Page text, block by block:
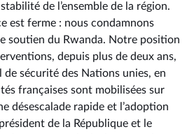
de l’ensemble de la région.
est ferme : nous condamnons
soutien du Rwanda. Notre position
depuis plus de deux ans,
sécurité des Nations unies, en
françaises sont mobilisées sur
désescalade rapide et l’adoption
de la République et le